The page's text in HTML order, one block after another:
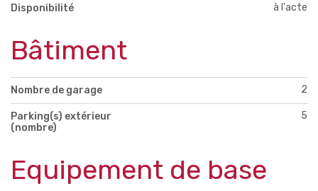
Disponibilité à l'acte
Bâtiment
Nombre de garage 2
Parking(s) extérieur
(nombre)
5
Equipement de base